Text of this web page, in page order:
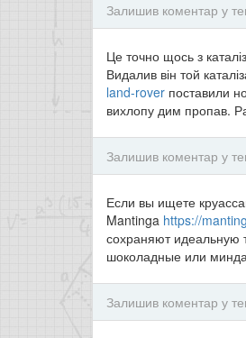
Залишив коментар у
Це точно щось з
Видалив він той
land-rover поставили
вихлопу дим пропав.
Залишив коментар у
Если вы ищете
Mantinga https://
сохраняют идеальную
шоколадные или
Залишив коментар у